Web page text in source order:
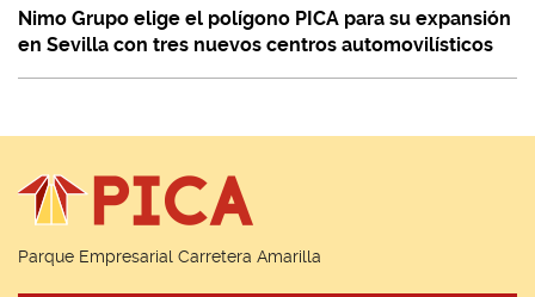
Nimo Grupo elige el polígono PICA para su expansión
en Sevilla con tres nuevos centros automovilísticos
Parque Empresarial Carretera Amarilla